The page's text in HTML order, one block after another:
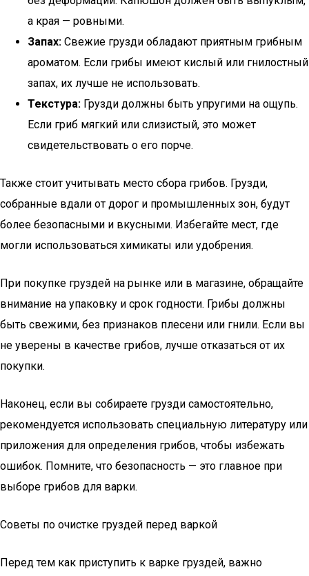
а края — ровными.
Запах: Свежие грузди обладают приятным грибным
ароматом. Если грибы имеют кислый или гнилостный
запах, их лучше не использовать.
Текстура: Грузди должны быть упругими на ощупь.
Если гриб мягкий или слизистый, это может
свидетельствовать о его порче.
Также стоит учитывать место сбора грибов. Грузди,
собранные вдали от дорог и промышленных зон, будут
более безопасными и вкусными. Избегайте мест, где
могли использоваться химикаты или удобрения.
При покупке груздей на рынке или в магазине, обращайте
внимание на упаковку и срок годности. Грибы должны
быть свежими, без признаков плесени или гнили. Если вы
не уверены в качестве грибов, лучше отказаться от их
покупки.
Наконец, если вы собираете грузди самостоятельно,
рекомендуется использовать специальную литературу или
приложения для определения грибов, чтобы избежать
ошибок. Помните, что безопасность — это главное при
выборе грибов для варки.
Советы по очистке груздей перед варкой
Перед тем как приступить к варке груздей, важно